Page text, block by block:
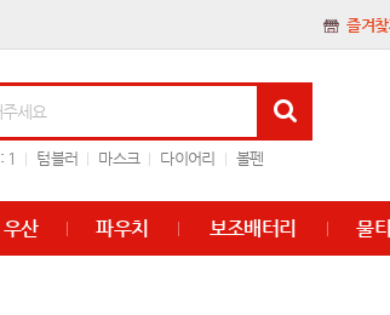
즐겨
: 1 텀블러 마스크 다이어리 볼펜
우산 파우치 보조배터리 물